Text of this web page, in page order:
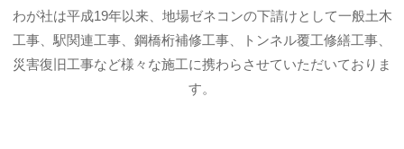
わが社は平成19年以来、地場ゼネコンの下請けとして一般土木
工事、駅関連工事、鋼橋桁補修工事、トンネル覆工修繕工事、
災害復旧工事など様々な施工に携わらさせていただいておりま
す。